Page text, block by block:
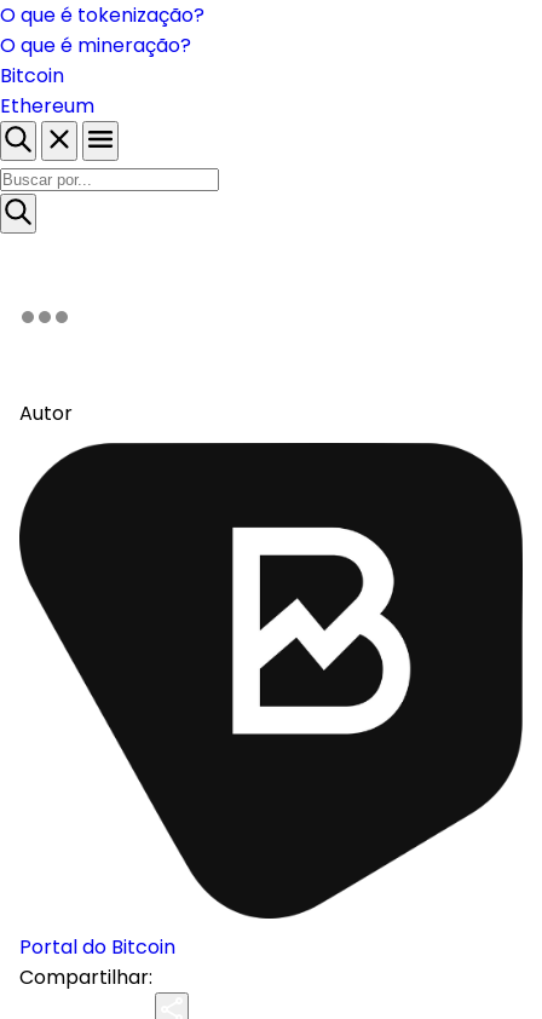
O que é tokenização?
O que é mineração?
Bitcoin
Ethereum
Autor
Portal do Bitcoin
Compartilhar: